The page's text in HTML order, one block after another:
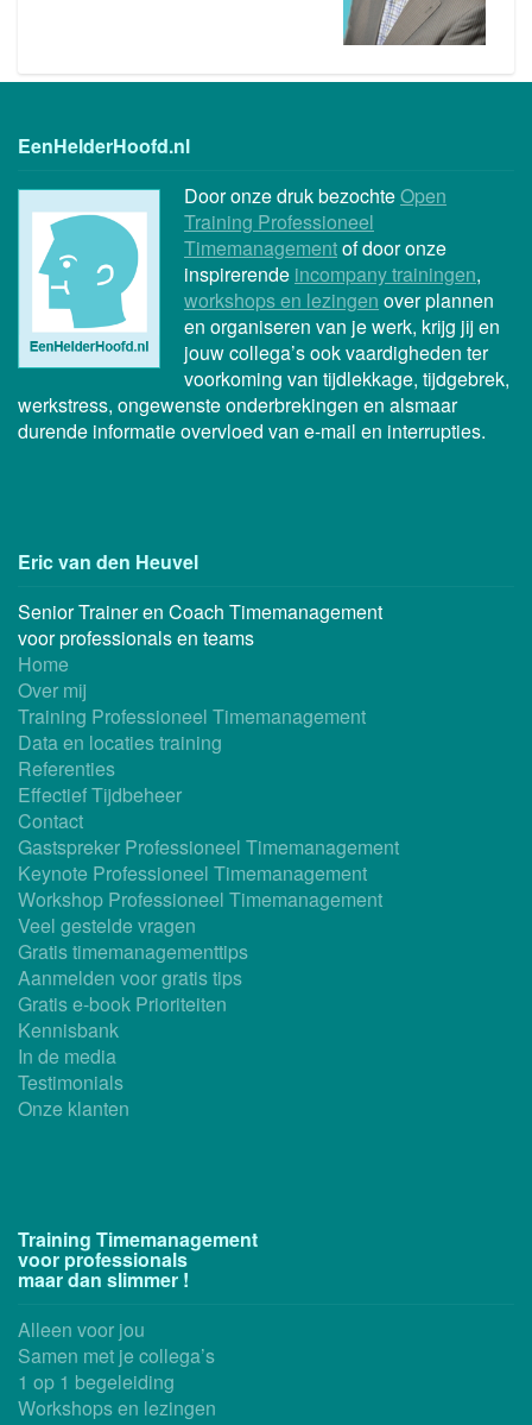
EenHelderHoofd.nl
Door onze druk bezochteOpen
Training Professioneel
Timemanagementof door onze
inspirerende incompany trainingen,
workshops en lezingen over plannen
en organiseren van je werk, krijg jij en
jouw collega’s ook vaardigheden ter
voorkoming van tijdlekkage, tijdgebrek,
werkstress, ongewenste onderbrekingen en alsmaar
durende informatie overvloed van e-mail en interrupties.
Eric van den Heuvel
Senior Trainer en Coach Timemanagement
voor professionals en teams
Home
Over mij
Training Professioneel Timemanagement
Data en locaties training
Referenties
Effectief Tijdbeheer
Contact
Gastspreker Professioneel Timemanagement
Keynote Professioneel Timemanagement
Workshop Professioneel Timemanagement
Veel gestelde vragen
Gratis timemanagementtips
Aanmelden voor gratis tips
Gratis e-book Prioriteiten
Kennisbank
In de media
Testimonials
Onze klanten
Training Timemanagement
voor professionals
maar dan slimmer !
Alleen voor jou
Samen met je collega’s
1 op 1 begeleiding
Workshops en lezingen